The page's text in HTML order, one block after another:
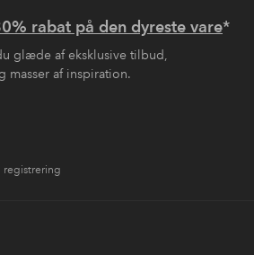
rabat på den dyreste vare*
glæde af eksklusive tilbud,
af inspiration.
registrering